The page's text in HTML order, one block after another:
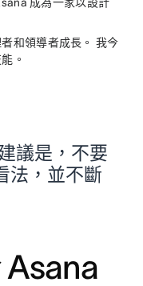
和領導者成長。 我今
。
議是，不要
法，並不斷